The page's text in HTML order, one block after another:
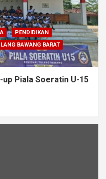
PENDIDIKAN
BAWANG BARAT
up Piala Soeratin U-15